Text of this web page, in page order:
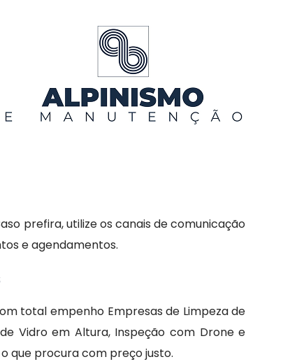
public_html/includes/botao-
prefira, utilize os canais de comunicação
e agendamentos.
total empenho Empresas de Limpeza de
Vidro em Altura, Inspeção com Drone e
que procura com preço justo.